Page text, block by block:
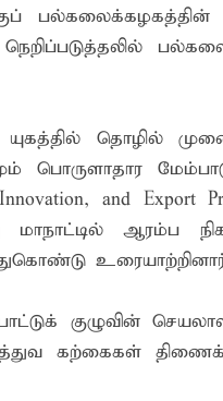
பல்கலைக்கழகத்தின்
நெறிப்படுத்தலில்
தொழில்
பொருளாதார
and Export
ஆரம்ப
குழுவின்
கற்கைகள்